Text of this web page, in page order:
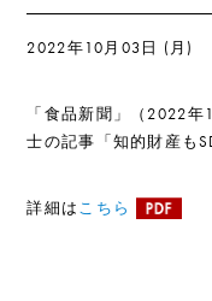
2022年10月03日 (月)
「食品新聞」（ 2022年
士の記事「知的財産も
詳細はこちら